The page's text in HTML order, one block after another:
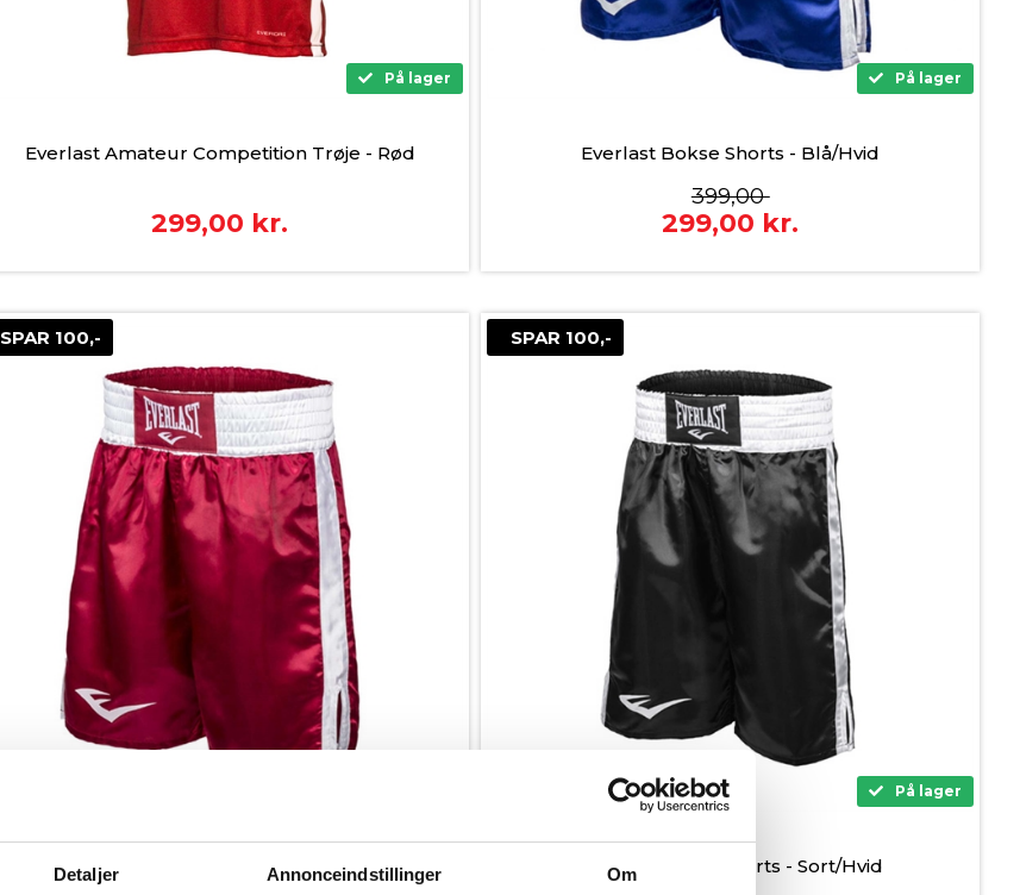
Detaljer Annonceindstillinger Om
På lager
Everlast Amateur Competition Trøje - Rød
299,00 kr.
På lager
Everlast Bokse Shorts - Blå/Hvid
399,00
299,00 kr.
SPAR 100,-
Everlast Bokse Shorts - Rød/Hvid
SPAR 100,-
På lager
Everlast Bokse Shorts - Sort/Hvid